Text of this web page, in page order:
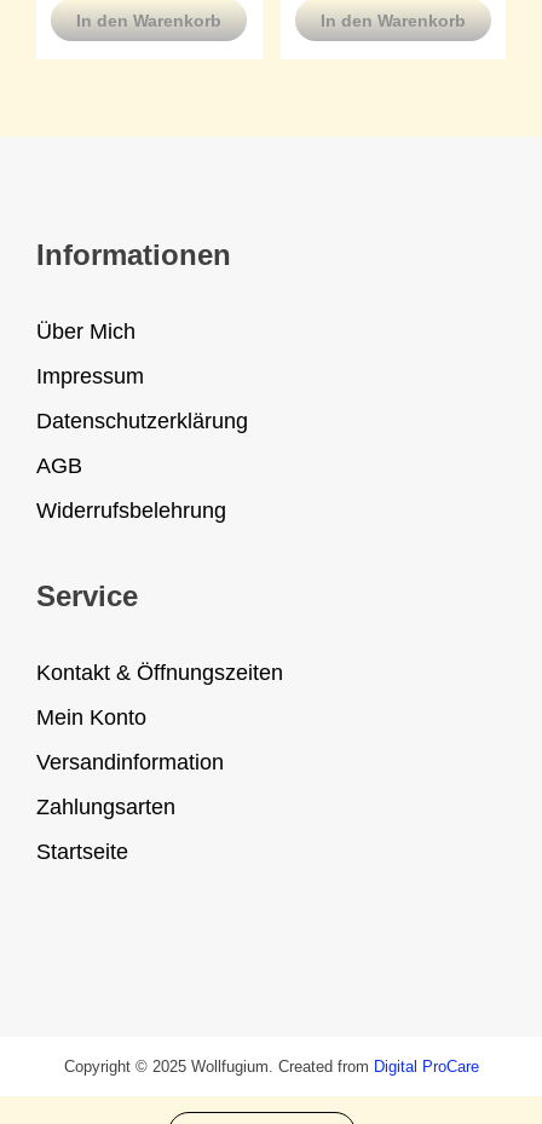
In den Warenkorb In den Warenkorb
Informationen
Über Mich
Impressum
Datenschutzerklärung
AGB
Widerrufsbelehrung
Service
Kontakt & Öffnungszeiten
Mein Konto
Versandinformation
Zahlungsarten
Startseite
Copyright © 2025 Wollfugium. Created from Digital ProCare